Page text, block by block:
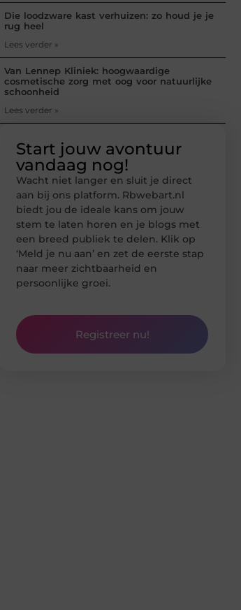
Die loodzware kast verhuizen: zo houd je je
rug heel
Lees verder »
Van Lennep Kliniek: hoogwaardige
cosmetische zorg met oog voor natuurlijke
schoonheid
Lees verder »
Start jouw avontuur
vandaag nog!
Wacht niet langer en sluit je direct
aan bij ons platform. Rbwebart.nl
biedt jou de ideale kans om jouw
stem te laten horen en je blogs met
een breed publiek te delen. Klik op
‘Meld je nu aan’ en zet de eerste stap
naar meer zichtbaarheid en
persoonlijke groei.
Registreer nu!